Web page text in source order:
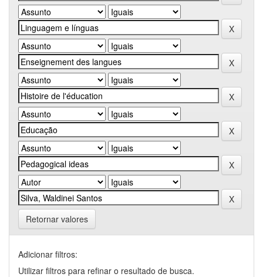
Retornar valores
Adicionar filtros:
Utilizar filtros para refinar o resultado de busca.